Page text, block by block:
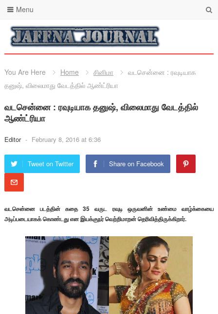
Menu
You Are Here Home சினிமா
வடசென்னை : ரவுடியாக
தனுஷ், விலைமாது வேடத்தில் ஆண்ட்ரியா
வடசென்னை : ரவுடியாக தனுஷ், விலைமாது வேடத்தில்
ஆண்ட்ரியா
Editor - February 8, 2016 at 6:36
Tweet on Twitter Share on Facebook
வடசென்னை படத்தின் கதை 35 வருட ரவுடி ஒருவனின் உண்மை வாழ்க்கையை
அடிப்படையாகக் கொண்டது என இயக்குநர் வெற்றிமாறன் தெரிவித்திருக்கிறார்.